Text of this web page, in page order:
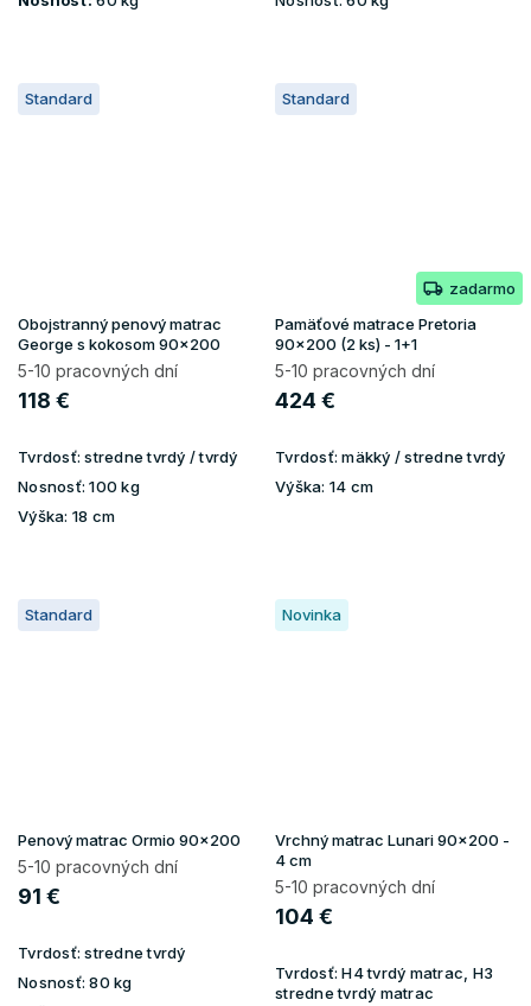
Standard
Obojstranný penový matrac
George s kokosom 90x200
5-10 pracovných dní
118 €
Tvrdosť: stredne tvrdý / tvrdý
Nosnosť: 100 kg
Výška: 18 cm
Standard
zadarmo
Pamäťové matrace Pretoria
90x200 (2 ks) - 1+1
5-10 pracovných dní
424 €
Tvrdosť: mäkký / stredne tvrdý
Výška: 14 cm
Standard
Penový matrac Ormio 90x200
5-10 pracovných dní
91 €
Tvrdosť: stredne tvrdý
Nosnosť: 80 kg
Novinka
Vrchný matrac Lunari 90x200 -
4 cm
5-10 pracovných dní
104 €
Tvrdosť: H4 tvrdý matrac, H3
stredne tvrdý matrac